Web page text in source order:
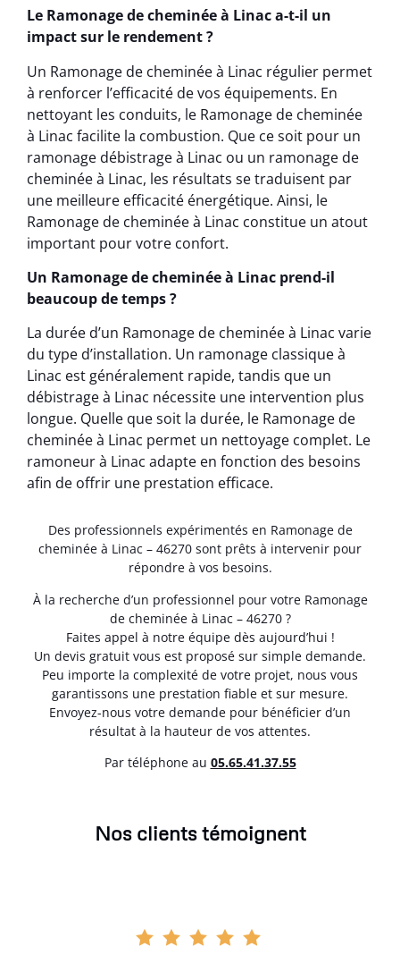
Le Ramonage de cheminée à Linac a-t-il un
impact sur le rendement ?
Un Ramonage de cheminée à Linac régulier permet
à renforcer l’efficacité de vos équipements. En
nettoyant les conduits, le Ramonage de cheminée
à Linac facilite la combustion. Que ce soit pour un
ramonage débistrage à Linac ou un ramonage de
cheminée à Linac, les résultats se traduisent par
une meilleure efficacité énergétique. Ainsi, le
Ramonage de cheminée à Linac constitue un atout
important pour votre confort.
Un Ramonage de cheminée à Linac prend-il
beaucoup de temps ?
La durée d’un Ramonage de cheminée à Linac varie
du type d’installation. Un ramonage classique à
Linac est généralement rapide, tandis que un
débistrage à Linac nécessite une intervention plus
longue. Quelle que soit la durée, le Ramonage de
cheminée à Linac permet un nettoyage complet. Le
ramoneur à Linac adapte en fonction des besoins
afin de offrir une prestation efficace.
Des professionnels expérimentés en Ramonage de
cheminée à Linac – 46270 sont prêts à intervenir pour
répondre à vos besoins.
À la recherche d’un professionnel pour votre Ramonage
de cheminée à Linac – 46270 ?
Faites appel à notre équipe dès aujourd’hui !
Un devis gratuit vous est proposé sur simple demande.
Peu importe la complexité de votre projet, nous vous
garantissons une prestation fiable et sur mesure.
Envoyez-nous votre demande pour bénéficier d’un
résultat à la hauteur de vos attentes.
Par téléphone au 05.65.41.37.55
Nos clients témoignent